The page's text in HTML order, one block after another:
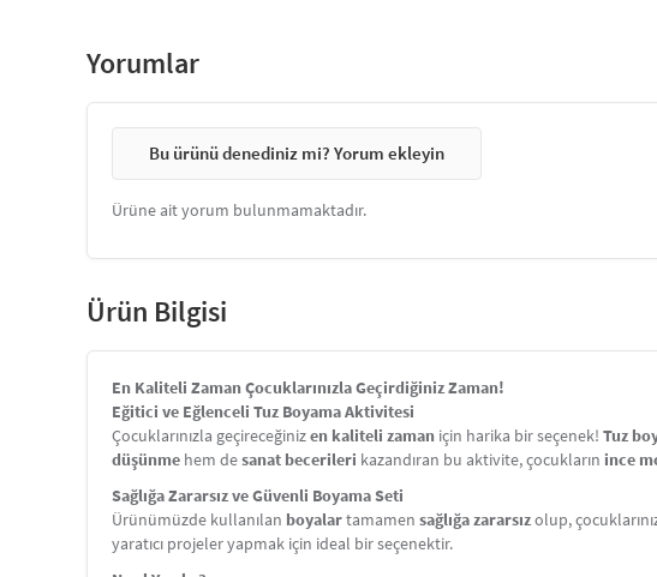
Yorumlar
Bu ürünü denediniz mi? Yorum ekleyin
Ürüne ait yorum bulunmamaktadır.
Ürün Bilgisi
En Kaliteli Zaman Çocuklarınızla Geçirdiğiniz Zaman!
Eğitici ve Eğlenceli Tuz Boyama Aktivitesi
Çocuklarınızla geçireceğinizen kaliteli zaman için harika bir seçenek! Tuz
düşünme hem desanat becerileri kazandıran bu aktivite, çocukların ince
Sağlığa Zararsız ve Güvenli Boyama Seti
Ürünümüzde kullanılan boyalartamamen sağlığa zararsızolup,
yaratıcı projeler yapmak için ideal bir seçenektir.